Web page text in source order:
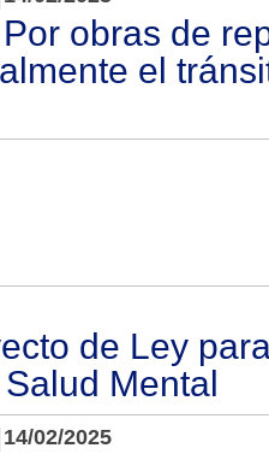
Por obras de
el
de Ley
Mental
14/02/2025